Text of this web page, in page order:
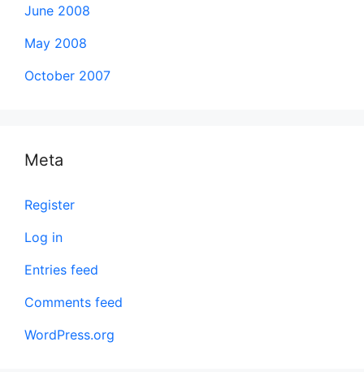
June 2008
May 2008
October 2007
Meta
Register
Log in
Entries feed
Comments feed
WordPress.org